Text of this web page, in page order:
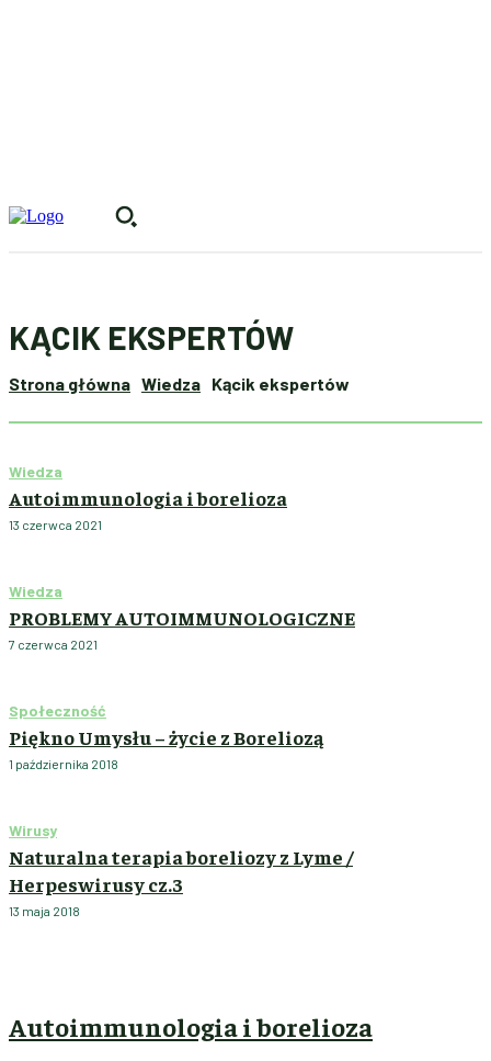
KĄCIK EKSPERTÓW
Strona główna Wiedza Kącik ekspertów
Wiedza
Autoimmunologia i borelioza
13 czerwca 2021
Wiedza
PROBLEMY AUTOIMMUNOLOGICZNE
7 czerwca 2021
Społeczność
Piękno Umysłu – życie z Boreliozą
1 października 2018
Wirusy
Naturalna terapia boreliozy z Lyme /
Herpeswirusy cz.3
13 maja 2018
Autoimmunologia i borelioza